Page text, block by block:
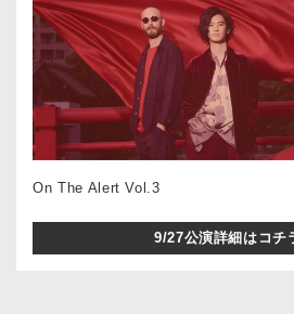
On The Alert Vol.3
9/27公演詳細はコチ